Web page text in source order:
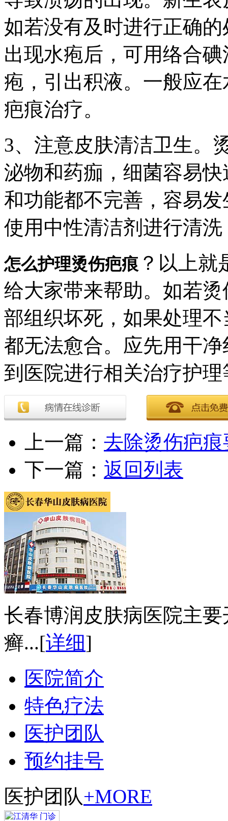
如若没有及时进行正确
出现水疱后，可用络合
疱，引出积液。一般应
疤痕治疗。
3、注意皮肤清洁卫生。
泌物和药痂，细菌容易
和功能都不完善，容易
使用中性清洁剂进行清
怎么护理烫伤疤痕 ？以上就
给大家带来帮助。如若
部组织坏死，如果处理
都无法愈合。应先用干
到医院进行相关治疗护
上一篇： 去除烫伤疤
下一篇： 返回列表
长春博润皮肤病医院主
癣...[详细]
医院简介
特色疗法
医护团队
预约挂号
医护团队+MORE